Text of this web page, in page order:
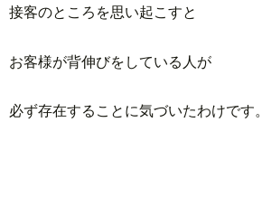
接客のところを思い起こすと
お客様が背伸びをしている人が
必ず存在することに気づいたわけです。